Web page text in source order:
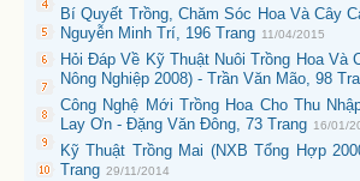
Bí Quyết Trồng, Chăm Sóc Hoa Và Cây
Nguyễn Minh Trí, 196 Trang 11/04/2015
Hỏi Đáp Về Kỹ Thuật Nuôi Trồng Hoa Và
Nông Nghiệp 2008) - Trần Văn Mão, 98
Công Nghệ Mới Trồng Hoa Cho Thu
Lay Ơn - Đặng Văn Đông, 73 Trang 16/01/
Kỹ Thuật Trồng Mai (NXB Tổng Hợp
Trang 29/11/2014